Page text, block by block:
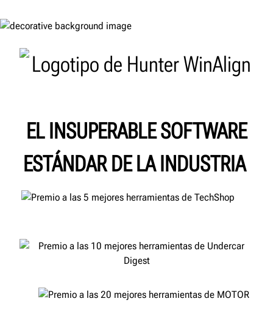
EL INSUPERABLE SOFTWARE
ESTÁNDAR DE LA INDUSTRIA